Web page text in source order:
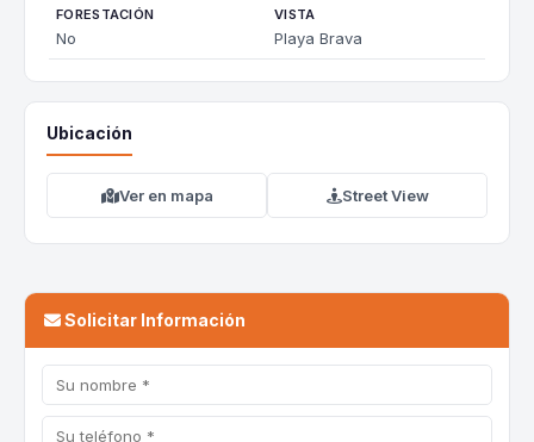
FORESTACIÓN
No
VISTA
Playa Brava
Ubicación
Ver en mapa Street View
Solicitar Información